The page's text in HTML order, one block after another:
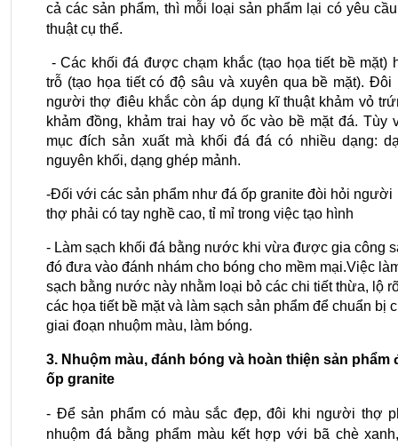
cả các sản phẩm, thì mỗi loại sản phẩm lại có yêu
thuật cụ thể.
- Các khối đá được chạm khắc (tạo họa tiết bề mặt)
trỗ (tạo họa tiết có độ sâu và xuyên qua bề mặt). Đôi
người thợ điêu khắc còn áp dụng kĩ thuật khảm vỏ
khảm đồng, khảm trai hay vỏ ốc vào bề mặt đá. Tùy
mục đích sản xuất mà khối đá đá có nhiều dạng:
nguyên khối, dạng ghép mảnh.
-Đối với các sản phẩm như đá ốp granite đòi hỏi người
thợ phải có tay nghề cao, tỉ mỉ trong việc tạo hình
- Làm sạch khối đá bằng nước khi vừa được gia công
đó đưa vào đánh nhám cho bóng cho mềm mại.Việc
sạch bằng nước này nhằm loại bỏ các chi tiết thừa, lộ
các họa tiết bề mặt và làm sạch sản phẩm để chuẩn bị
giai đoạn nhuộm màu, làm bóng.
3. Nhuộm màu, đánh bóng và hoàn thiện sản phẩm
ốp granite
- Để sản phẩm có màu sắc đẹp, đôi khi người thợ
nhuộm đá bằng phẩm màu kết hợp với bã chè